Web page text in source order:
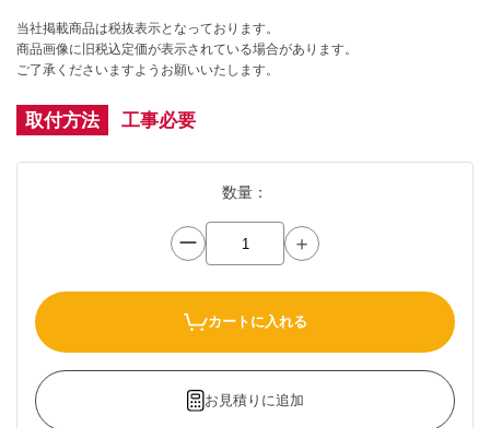
当社掲載商品は税抜表示となっております。
商品画像に旧税込定価が表示されている場合があります。
ご了承くださいますようお願いいたします。
取付方法 工事必要
数量：
ー ＋
カートに入れる
お見積りに追加